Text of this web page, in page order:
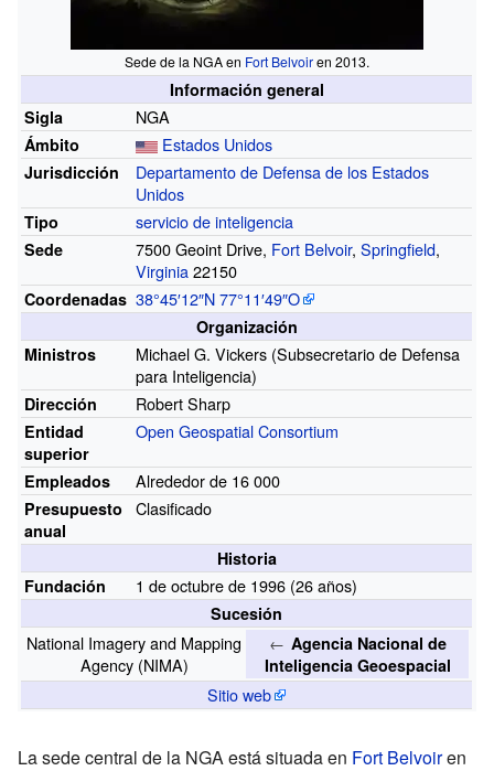
Sede de la NGA en Fort Belvoiren 2013.
Información general
Sigla
NGA
Ámbito Estados Unidos
Jurisdicción
Departamento de Defensa de los Estados
Unidos
Tipo servicio de inteligencia
Sede 7500 Geoint Drive, Fort Belvoir,Springfield,
Virginia22150
Coordenadas 38°45′12″N77°11′49″O
Organización
Ministros
Michael G. Vickers (Subsecretario de Defensa
para Inteligencia)
Dirección Robert Sharp
Entidad
superior
Open Geospatial Consortium
Empleados Alrededor de 16000
Presupuesto
anual
Clasificado
Historia
Fundación
1 de octubre de 1996 (26años)
Sucesión
National Imagery and Mapping
Agency (NIMA)
← Agencia Nacional de
Inteligencia Geoespacial
Sitio web
La sede central de la NGA está situada en Fort Belvoiren